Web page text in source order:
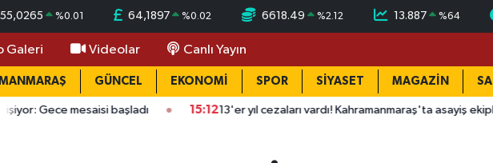
55,0265 %0.01 64,1897 %0.02 6618.49 %2.12 13.887 %64
Galeri Videolar Canlı Yayın
GÜNCEL EKONOMİ SPOR SİYASET MAGAZİN
başladı 15:1213'er yıl cezaları vardı! Kahramanmaraş'ta asayiş ekipleri